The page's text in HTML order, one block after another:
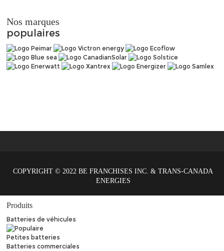
Nos marques
populaires
Produits
Batteries de véhicules
Petites batteries
Batteries commerciales
COPYRIGHT © 2022 BE FRANCHISES INC. & TRANS-CANADA
ENERGIES